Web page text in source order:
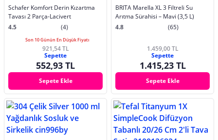
Schafer Komfort Derin Kızartma
Tavası 2 Parça-Lacivert
4.5
(4)
Son 10 Günün En Düşük Fiyatı
921,54 TL
Sepette
552,93 TL
Sepete Ekle
BRITA Marella XL 3 Filtreli Su
Arıtma Sürahisi – Mavi (3,5 L)
4.8
(65)
1.459,00 TL
Sepette
1.415,23 TL
Sepete Ekle